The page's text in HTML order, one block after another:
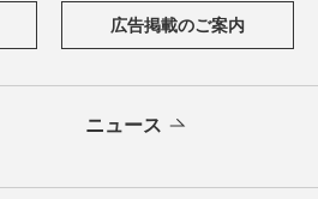
広告掲載のご案内
ニュース